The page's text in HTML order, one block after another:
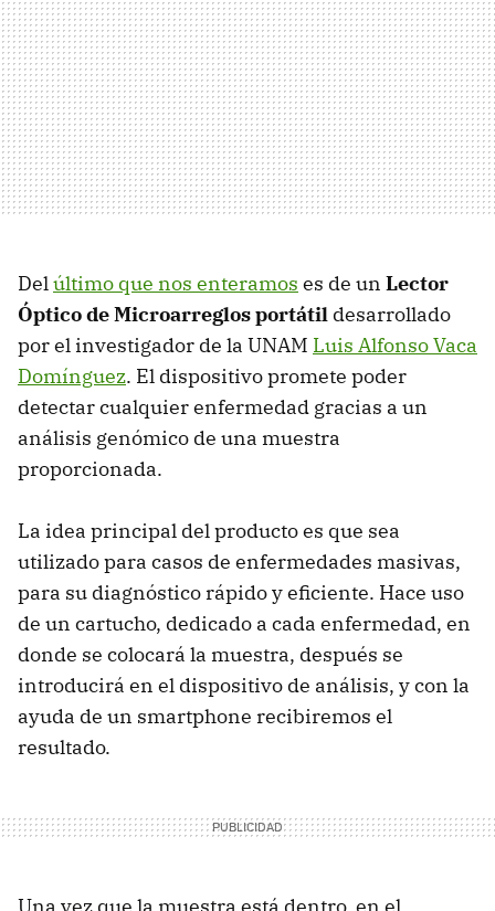
Delúltimo que nos enteramos es de un Lector
Óptico de Microarreglos portátil desarrollado
por el investigador de la UNAM Luis Alfonso Vaca
Domínguez. El dispositivo promete poder
detectar cualquier enfermedad gracias a un
análisis genómico de una muestra
proporcionada.
La idea principal del producto es que sea
utilizado para casos de enfermedades masivas,
para su diagnóstico rápido y eficiente. Hace uso
de un cartucho, dedicado a cada enfermedad, en
donde se colocará la muestra, después se
introducirá en el dispositivo de análisis, y con la
ayuda de un smartphone recibiremos el
resultado.
Una vez que la muestra está dentro, en el